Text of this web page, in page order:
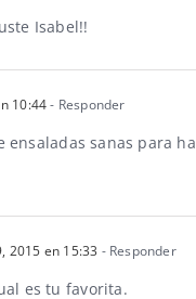
Isabel!!
10:44- Responder
sanas para
2015 en 15:33 - Responder
es tu favorita.